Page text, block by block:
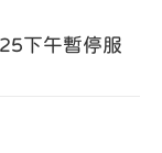
下午暫停服